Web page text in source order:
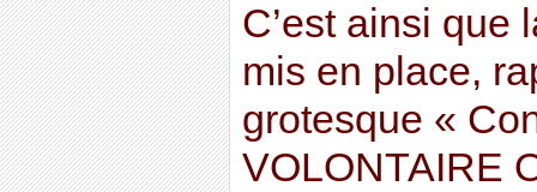
C’est ainsi que
mis en place,
grotesque «
VOLONTAIRE